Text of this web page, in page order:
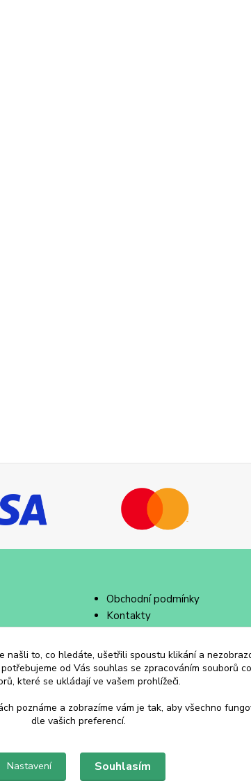
Obchodní podmínky
Kontakty
našli to, co hledáte, ušetřili spoustu klikání a
od Vás souhlas se zpracováním souborů
které se ukládají ve vašem prohlížeči.
poznáme a zobrazíme vám je tak, aby všechno
dle vašich preferencí.
Nastavení Souhlasím